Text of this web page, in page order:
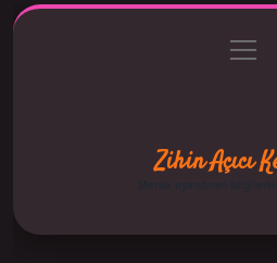
Gizlilikmenüyü
aç
Zihin Açıcı
Merak uyandıran